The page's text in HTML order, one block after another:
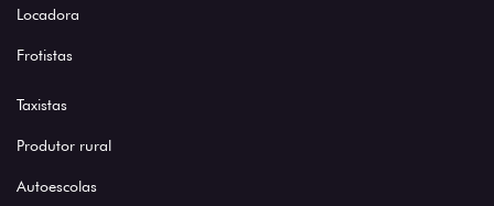
Locadora
Frotistas
Taxistas
Produtor rural
Autoescolas